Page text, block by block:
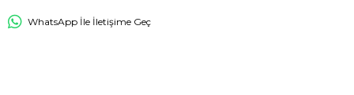
WhatsApp İle İletişime Geç